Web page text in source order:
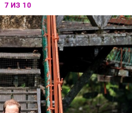
7 ИЗ 10